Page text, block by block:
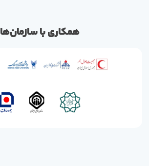
همکاری با سازمان‌ها